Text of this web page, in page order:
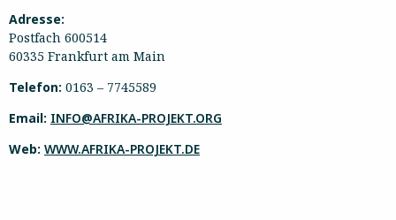
Adresse:
Postfach 600514
60335 Frankfurt am Main
Telefon: 0163 – 7745589
Email: INFO@AFRIKA-PROJEKT.ORG
Web: WWW.AFRIKA-PROJEKT.DE